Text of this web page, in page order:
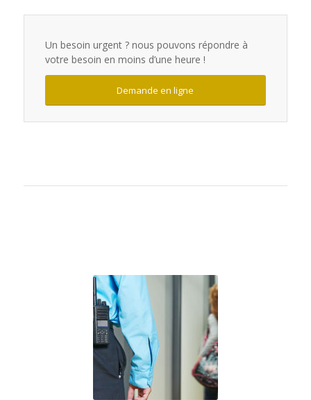
Un besoin urgent ? nous pouvons répondre à
votre besoin en moins d’une heure !
Demande en ligne